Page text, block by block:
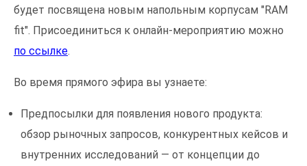
будет посвящена новым напольным корпусам "RAM
fit". Присоединиться к онлайн-мероприятию можно
по ссылке.
Во время прямого эфира вы узнаете:
Предпосылки для появления нового продукта:
обзор рыночных запросов, конкурентных кейсов и
внутренних исследований — от концепции до